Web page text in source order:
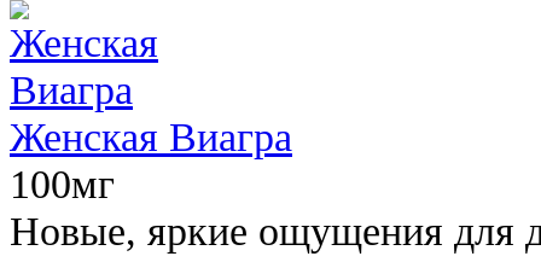
Женская Виагра
100мг
Новые, яркие ощущения для